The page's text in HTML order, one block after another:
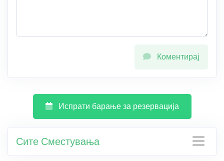
Коментирај
Испрати барање за резервација
Сите Сместувања